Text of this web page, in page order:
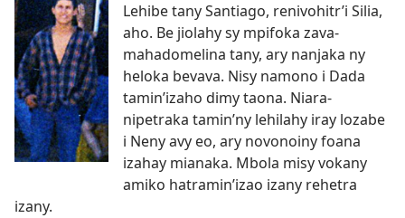
Lehibe tany Santiago, renivohitr’i Silia,
aho. Be jiolahy sy mpifoka zava-
mahadomelina tany, ary nanjaka ny
heloka bevava. Nisy namono i Dada
tamin’izaho dimy taona. Niara-
nipetraka tamin’ny lehilahy iray lozabe
i Neny avy eo, ary novonoiny foana
izahay mianaka. Mbola misy vokany
amiko hatramin’izao izany rehetra
izany.